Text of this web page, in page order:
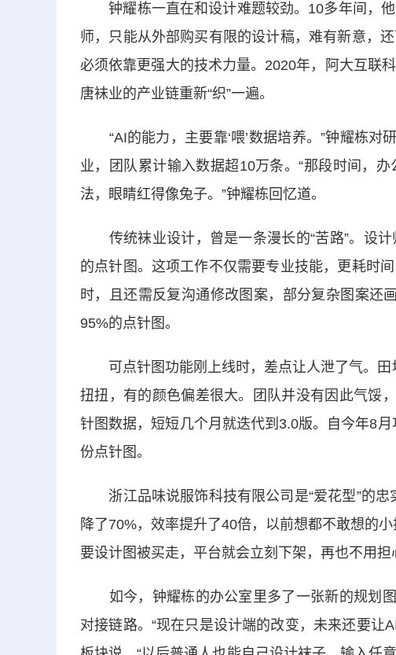
钟耀栋一直在和设计难题较劲。10多年间，他
师，只能从外部购买有限的设计稿，难有新意，
必须依靠更强大的技术力量。2020年，阿大互联
唐袜业的产业链重新“织”一遍。
“AI的能力，主要靠‘喂’数据培养。”钟耀栋对
业，团队累计输入数据超10万条。“那段时间，
法，眼睛红得像兔子。”钟耀栋回忆道。
传统袜业设计，曾是一条漫长的“苦路”。设计
的点针图。这项工作不仅需要专业技能，更耗时
时，且还需反复沟通修改图案，部分复杂图案还
95%的点针图。
可点针图功能刚上线时，差点让人泄了气。田
扭扭，有的颜色偏差很大。团队并没有因此气馁
针图数据，短短几个月就迭代到3.0版。自今年8
份点针图。
浙江品味说服饰科技有限公司是“爱花型”的忠
降了70%，效率提升了40倍，以前想都不敢想的
要设计图被买走，平台就会立刻下架，再也不用担
如今，钟耀栋的办公室里多了一张新的规划图
对接链路。“现在只是设计端的改变，未来还要让